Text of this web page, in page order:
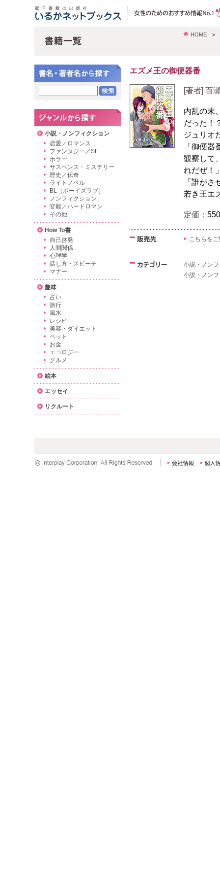
HOME >
エズメ王の御便器番
[著者] 百
内乱の末
だった！
ジュリ
「御便
観察して
れだぜ！
「誰がさ
若き王エ
定価：
こちらを
小説・ノン
小説・ノン
小説・ノンフィクション
恋愛／ロマンス
ファンタジー／SF
ホラー
サスペンス・ミステリー
歴史／伝奇
ライトノベル
BL（ボーイズラブ）
ノンフィクション
官能／ハードロマン
その他
How To書
自己啓発
人間関係
心理学
話し方・スピーチ
マナー
趣味
占い
旅行
風水
レシピ
美容・ダイエット
ペット
お金
エコロジー
グルメ
絵本
エッセイ
リクルート